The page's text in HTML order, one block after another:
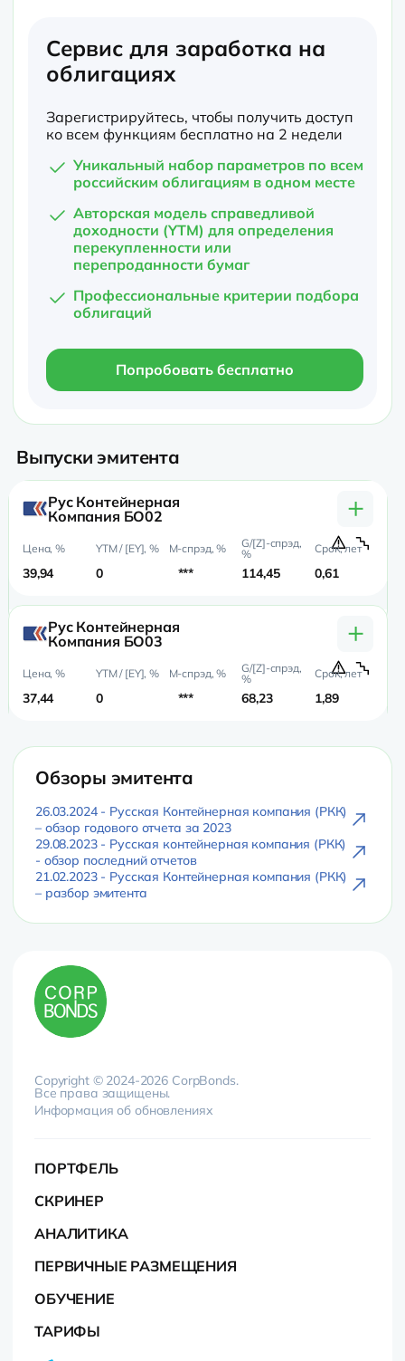
Сервис для заработка на
облигациях
Зарегистрируйтесь, чтобы получить доступ
ко всем функциям бесплатно на 2 недели
Уникальный набор параметров по всем
российским облигациям в одном месте
Авторская модель справедливой
доходности (YTM) для определения
перекупленности или
перепроданности бумаг
Профессиональные критерии подбора
облигаций
Попробовать бесплатно
Выпуски эмитента
Рус Контейнерная
Компания БО02
+
39,94 0 *** 114,45 0,61
Рус Контейнерная
Компания БО03
+
37,44 0 *** 68,23 1,89
Обзоры эмитента
26.03.2024 - Русская Контейнерная компания (РКК)
– обзор годового отчета за 2023
29.08.2023 - Русская контейнерная компания (РКК)
- обзор последний отчетов
21.02.2023 - Русская Контейнерная компания (РКК)
– разбор эмитента
Copyright © 2024-2026 CorpBonds.
Все права защищены.
Информация об обновлениях
ПОРТФЕЛЬ
СКРИНЕР
АНАЛИТИКА
ПЕРВИЧНЫЕ РАЗМЕЩЕНИЯ
ОБУЧЕНИЕ
ТАРИФЫ